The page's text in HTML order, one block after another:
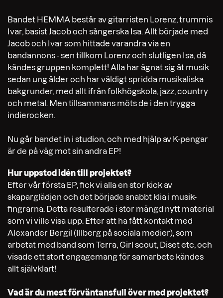
Bandet HEMMA består av gitarristen Lorenz, trummis
Ivar, basist Jacob och sångerska Isa. Allt började med
Jacob och Ivar som hittade varandra via en
bandannons - sen tillkom Lorenz och slutligen Isa, då
kändes gruppen komplett! Alla har ägnat sig åt musik
sedan ung ålder och har väldigt spridda musikaliska
bakgrunder, med allt ifrån folkhögskola, jazz, country
och metal. Men tillsammans möts de i den trygga
indierocken.
Nu går bandet in i studion, och med hjälp av K-pengar
är de på väg mot sin andra EP!
Hur uppstod idén till projektet?
Efter vår första EP, fick vi alla en stor kick av
skaparglädjen och det började snabbt klia i musik-
fingrarna. Detta resulterade i stor mängd nytt material
som vi ville visa upp. Efter att ha fått kontakt med
Alexander Bergil (Illberg på sociala medier), som
arbetat med band som Terra, Girl scout, Diset etc, och
visade ett stort engagemang för samarbete kändes
allt självklart!
Vad är du mest förväntansfull över med projektet?